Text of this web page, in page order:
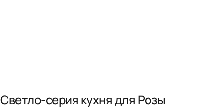
Светло-серия кухня для Розы